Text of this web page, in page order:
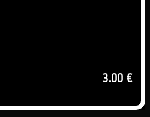
3.00 €